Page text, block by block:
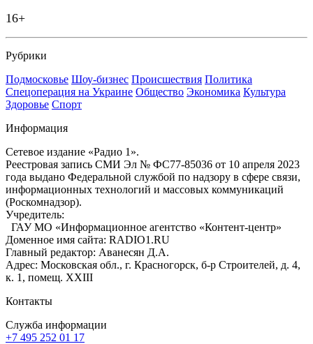
16+
Рубрики
Подмосковье Шоу-бизнес Происшествия Политика
Спецоперация на Украине Общество Экономика Культура
Здоровье Спорт
Информация
Сетевое издание «Радио 1».
Реестровая запись СМИ Эл № ФС77-85036 от 10 апреля 2023
года выдано Федеральной службой по надзору в сфере связи,
информационных технологий и массовых коммуникаций
(Роскомнадзор).
Учредитель:
ГАУ МО «Информационное агентство «Контент-центр»
Доменное имя сайта: RADIO1.RU
Главный редактор: Аванесян Д.А.
Адрес: Московская обл., г. Красногорск, б-р Строителей, д. 4,
к. 1, помещ. XXIII
Контакты
Служба информации
+7 495 252 01 17